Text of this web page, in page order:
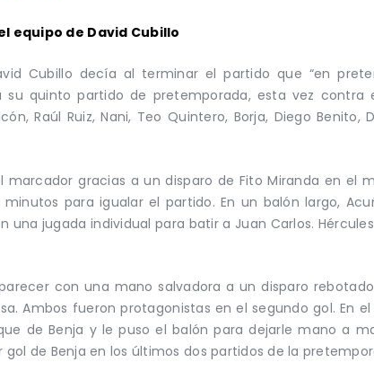
equipo de David Cubillo
Cubillo decía al terminar el partido que “en
su quinto partido de pretemporada, esta vez contra
Raúl Ruiz, Nani, Teo Quintero, Borja, Diego Benito,
marcador gracias a un disparo de Fito Miranda en el
minutos para igualar el partido. En un balón largo,
jugada individual para batir a Juan Carlos.
con una mano salvadora a un disparo
Ambos fueron protagonistas en el segundo gol. En
de Benja y le puso el balón para dejarle mano a
de Benja en los últimos dos partidos de la